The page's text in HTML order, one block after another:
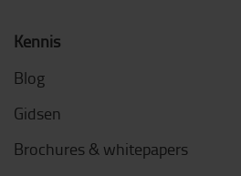
Kennis
Blog
Gidsen
Brochures & whitepapers